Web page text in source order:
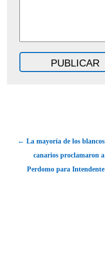
← La mayoría de los blancos
canarios proclamaron a
Perdomo para Intendente